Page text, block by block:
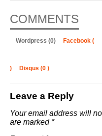
COMMENTS
Wordpress (0) Facebook (
) Disqus (0 )
Leave a Reply
Your email address will
are marked *